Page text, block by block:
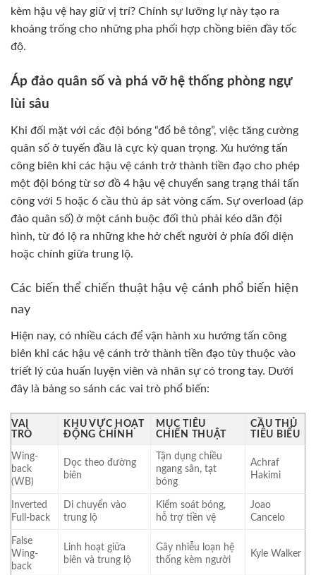
kèm hậu vệ hay giữ vị trí? Chính sự lưỡng lự này tạo ra
khoảng trống cho những pha phối hợp chồng biên đầy tốc
độ.
Áp đảo quân số và phá vỡ hệ thống phòng ngự
lùi sâu
Khi đối mặt với các đội bóng “đổ bê tông”, việc tăng cường
quân số ở tuyến đầu là cực kỳ quan trọng. Xu hướng tấn
công biên khi các hậu vệ cánh trở thành tiền đạo cho phép
một đội bóng từ sơ đồ 4 hậu vệ chuyển sang trạng thái tấn
công với 5 hoặc 6 cầu thủ áp sát vòng cấm. Sự overload (áp
đảo quân số) ở một cánh buộc đối thủ phải kéo dãn đội
hình, từ đó lộ ra những khe hở chết người ở phía đối diện
hoặc chính giữa trung lộ.
Các biến thể chiến thuật hậu vệ cánh phổ biến hiện
nay
Hiện nay, có nhiều cách để vận hành xu hướng tấn công
biên khi các hậu vệ cánh trở thành tiền đạo tùy thuộc vào
triết lý của huấn luyện viên và nhân sự có trong tay. Dưới
đây là bảng so sánh các vai trò phổ biến:
VAI
TRÒ
KHU VỰC HOẠT
ĐỘNG CHÍNH
MỤC TIÊU
CHIẾN THUẬT
CẦU THỦ
TIÊU BIỂU
Wing-
back
(WB)
Dọc theo đường
biên
Tận dụng chiều
ngang sân, tạt
bóng
Achraf
Hakimi
Inverted
Full-back
Di chuyển vào
trung lộ
Kiểm soát bóng,
hỗ trợ tiền vệ
Joao
Cancelo
False
Wing-
back
Linh hoạt giữa
biên và trung lộ
Gây nhiễu loạn hệ
thống kèm người
Kyle Walker